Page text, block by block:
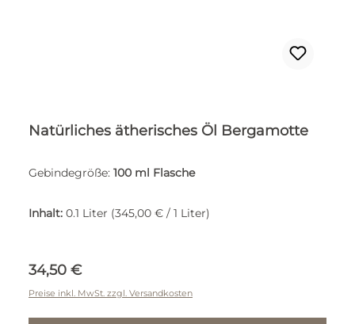
Natürliches ätherisches Öl Bergamotte
Gebindegröße: 100 ml Flasche
Inhalt: 0.1 Liter (345,00 € / 1 Liter)
Regulärer Preis:
34,50 €
Preise inkl. MwSt. zzgl. Versandkosten